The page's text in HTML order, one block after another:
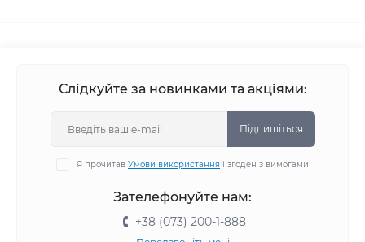
Слідкуйте за новинками та акціями:
Підпишіться
Я прочитав Умови використання і згоден з вимогами
Зателефонуйте нам:
+38 (073) 200-1-888